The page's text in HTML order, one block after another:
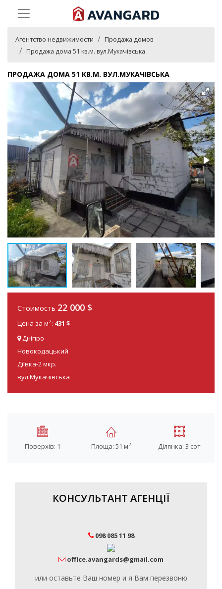
Агентство недвижимости
Продажа домов
Продажа дома 51 кв.м. вул.Мукачівська
ПРОДАЖА ДОМА 51 КВ.М. ВУЛ.МУКАЧІВСЬКА
Стоимость 22 000 $
Цена за м2: 431 $
Дніпро
Новокодацький
Діївка-2 мкр.
вул.Мукачівська
Поверхів: 1 Площа: 51 м2 Ділянка: 3 сот
КОНСУЛЬТАНТ АГЕНЦІЇ
098 085 11 98
office.avangards@gmail.com
или оставьте Ваш номер и я Вам перезвоню